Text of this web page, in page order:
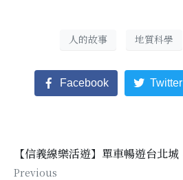
人的故事 地質科學
Facebook Twitter
【信義線樂活遊】單車暢遊台北
Previous